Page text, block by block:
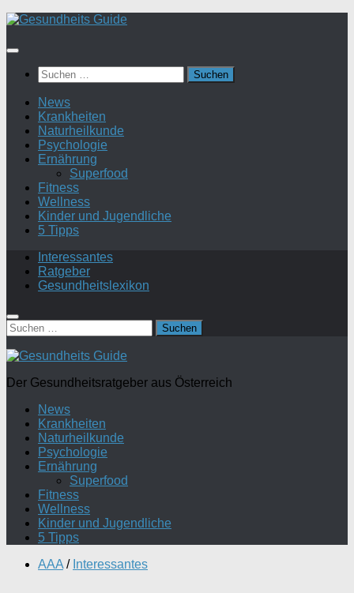
Suchen
nach:
News
Krankheiten
Naturheilkunde
Psychologie
Ernährung
Superfood
Fitness
Wellness
Kinder und Jugendliche
5 Tipps
Interessantes
Ratgeber
Gesundheitslexikon
Suchen
nach:
Der Gesundheitsratgeber aus Österreich
News
Krankheiten
Naturheilkunde
Psychologie
Ernährung
Superfood
Fitness
Wellness
Kinder und Jugendliche
5 Tipps
AAA / Interessantes